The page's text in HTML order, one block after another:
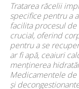
Tratarea răcelii
specifice pentru a
facilita procesul
crucial, oferind
pentru a se
ar fi apă, ceaiuri
menținerea
Medicamentele de
și